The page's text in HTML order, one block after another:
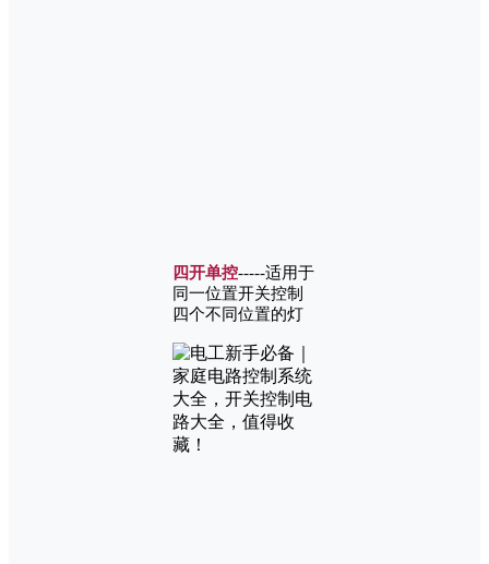
四开单控-----适用于
同一位置开关控制
四个不同位置的灯